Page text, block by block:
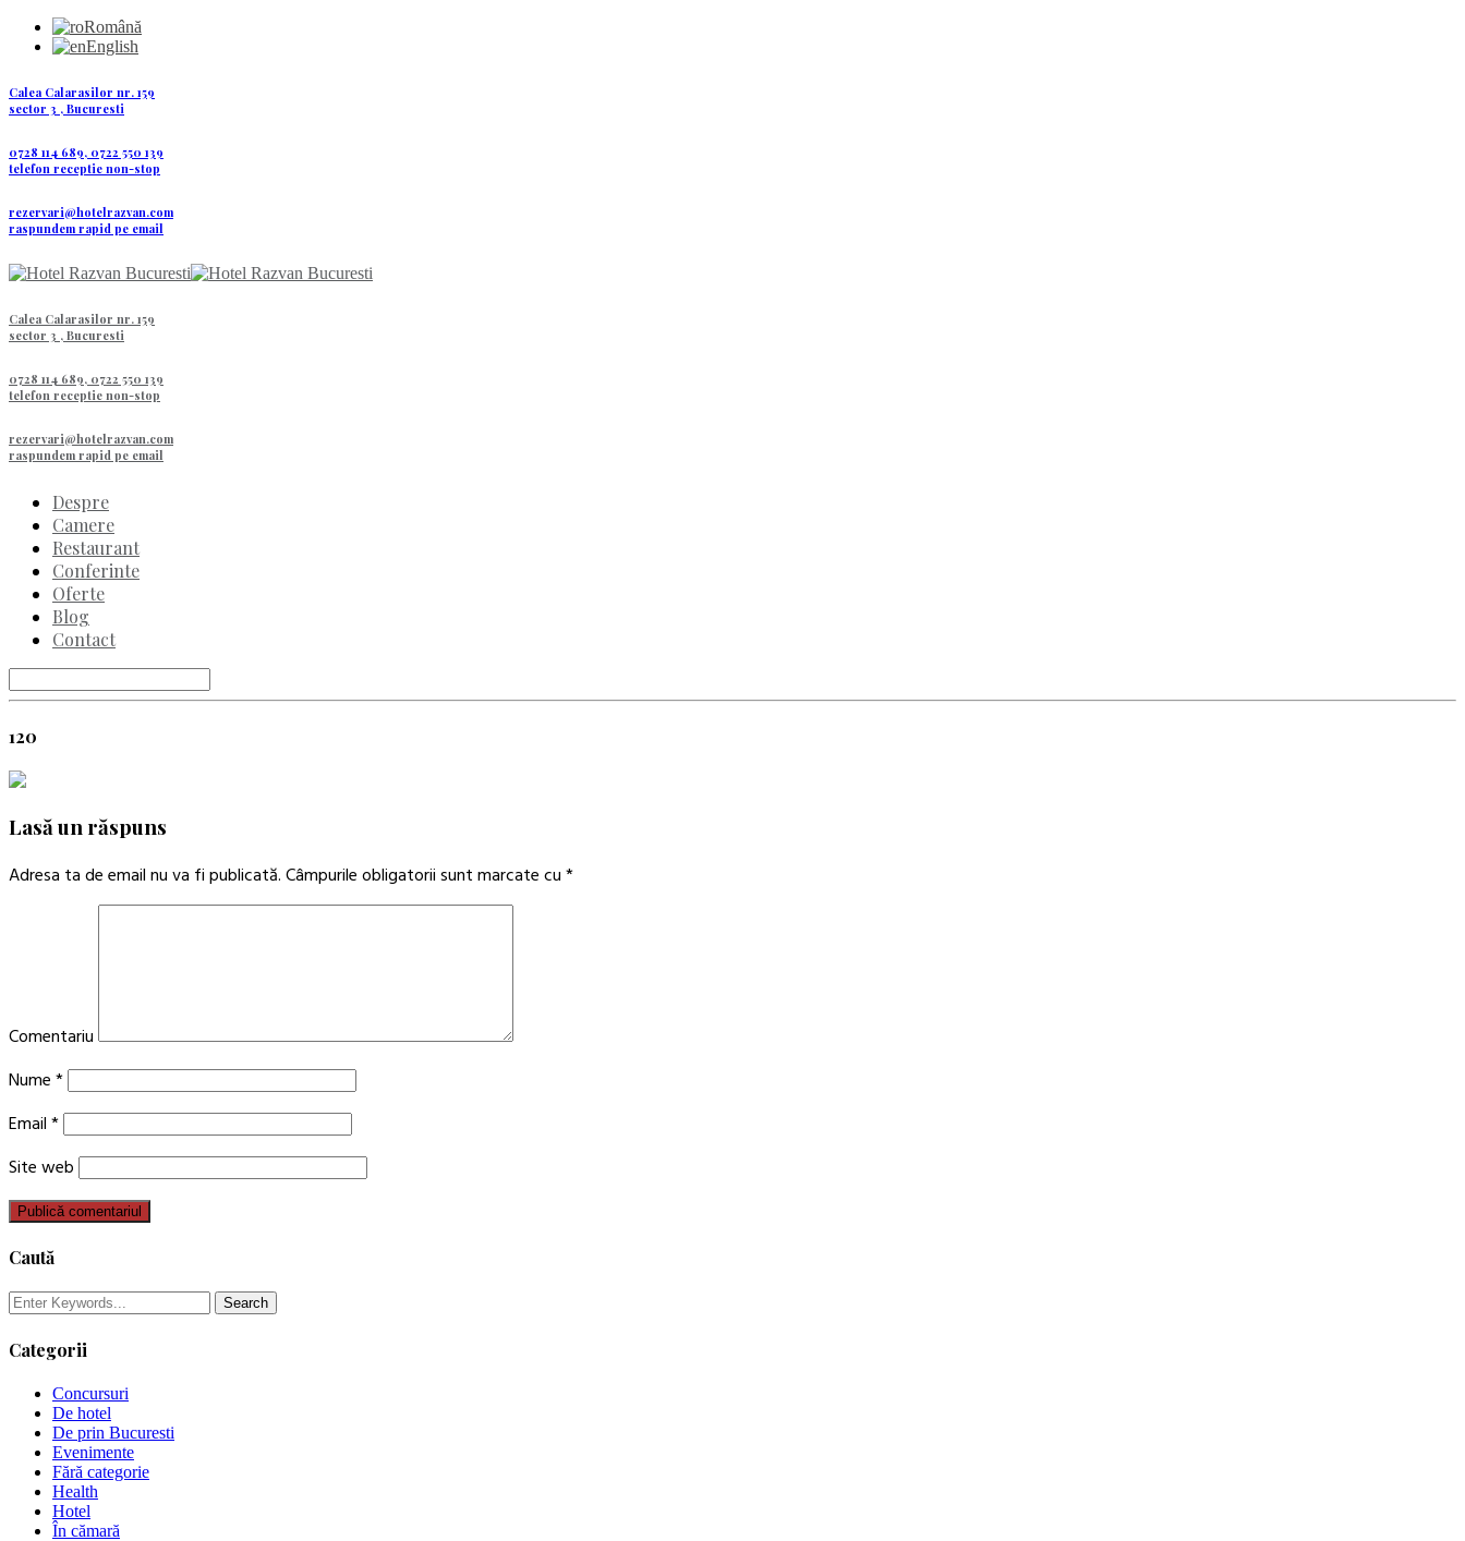
Română
English
Calea Calarasilor nr. 159
sector 3 , Bucuresti
0728 114 689, 0722 550 139
telefon receptie non-stop
rezervari@hotelrazvan.com
raspundem rapid pe email
Calea Calarasilor nr. 159
sector 3 , Bucuresti
0728 114 689, 0722 550 139
telefon receptie non-stop
rezervari@hotelrazvan.com
raspundem rapid pe email
Despre
Camere
Restaurant
Conferinte
Oferte
Blog
Contact
120
Lasă un răspuns
Adresa ta de email nu va fi publicată. Câmpurile obligatorii sunt marcate cu *
Comentariu
Nume *
Email *
Site web
Caută
Categorii
Concursuri
De hotel
De prin Bucuresti
Evenimente
Fără categorie
Health
Hotel
În cămară